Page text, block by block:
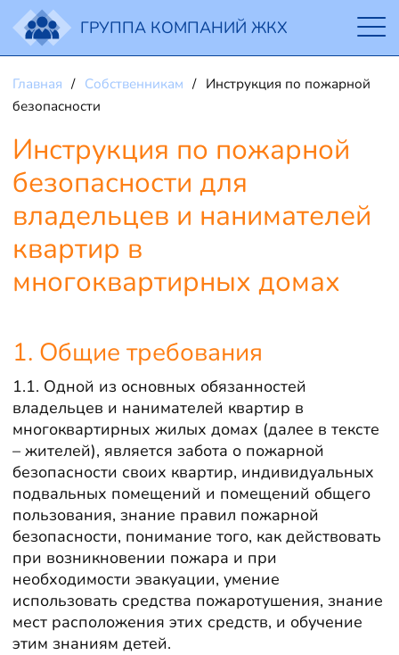
ГРУППА КОМПАНИЙ ЖКХ
Главная Собственникам
Инструкция по пожарной
безопасности
Инструкция по пожарной
безопасности для
владельцев и нанимателей
квартир в
многоквартирных домах
1. Общие требования
1.1. Одной из основных обязанностей
владельцев и нанимателей квартир в
многоквартирных жилых домах (далее в тексте
– жителей), является забота о пожарной
безопасности своих квартир, индивидуальных
подвальных помещений и помещений общего
пользования, знание правил пожарной
безопасности, понимание того, как действовать
при возникновении пожара и при
необходимости эвакуации, умение
использовать средства пожаротушения, знание
мест расположения этих средств, и обучение
этим знаниям детей.